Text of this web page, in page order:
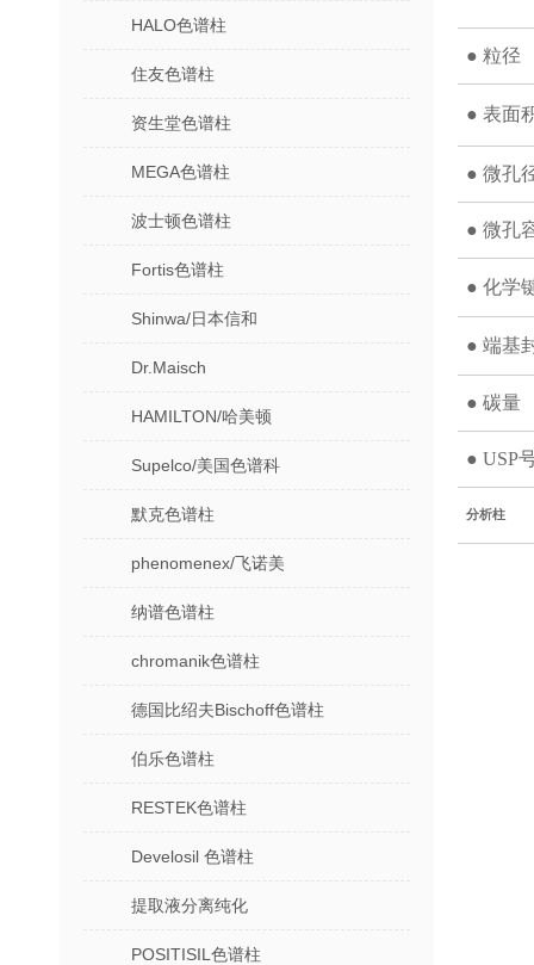
HALO色谱柱
住友色谱柱
资生堂色谱柱
MEGA色谱柱
波士顿色谱柱
Fortis色谱柱
Shinwa/日本信和
Dr.Maisch
HAMILTON/哈美顿
Supelco/美国色谱科
默克色谱柱
phenomenex/飞诺美
纳谱色谱柱
chromanik色谱柱
德国比绍夫Bischoff色谱柱
伯乐色谱柱
RESTEK色谱柱
Develosil 色谱柱
提取液分离纯化
POSITISIL色谱柱
● 粒径
● 表面
● 微孔
● 微孔
● 化学
● 端基
● 碳量
● USP
分析柱